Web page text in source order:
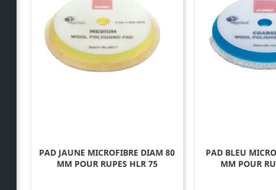
PAD JAUNE MICROFIBRE DIAM 80
MM POUR RUPES HLR 75
PAD BLEU
MM POUR